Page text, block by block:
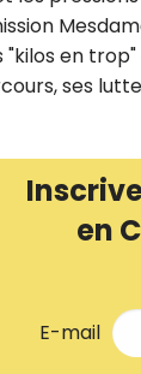
en
ses
en
E-mail